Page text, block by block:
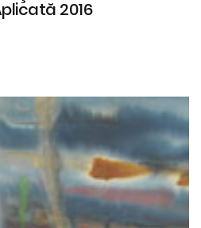
2016